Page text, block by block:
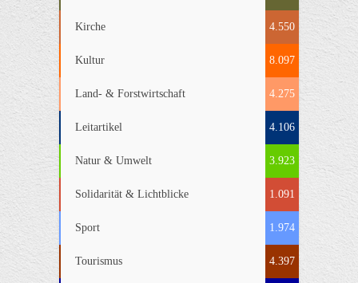
Kirche 4.550
Kultur 8.097
Land- & Forstwirtschaft 4.275
Leitartikel 4.106
Natur & Umwelt 3.923
Solidarität & Lichtblicke 1.091
Sport 1.974
Tourismus 4.397